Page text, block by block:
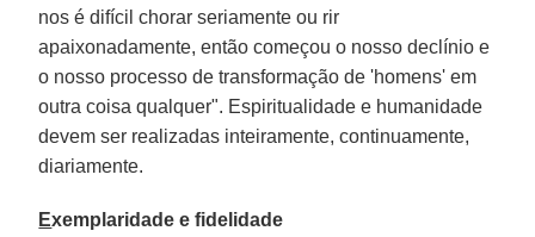
nos é difícil chorar seriamente ou rir
apaixonadamente, então começou o nosso declínio e
o nosso processo de transformação de 'homens' em
outra coisa qualquer". Espiritualidade e humanidade
devem ser realizadas inteiramente, continuamente,
diariamente.
Exemplaridade e fidelidade